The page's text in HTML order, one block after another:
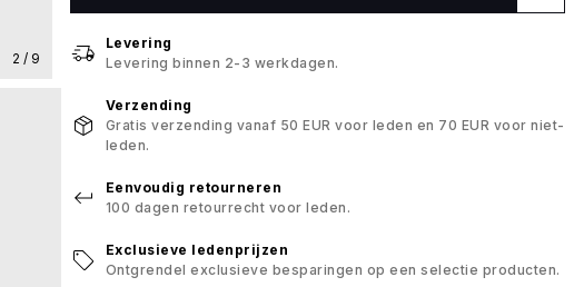
2 / 9
Levering
Levering binnen 2-3 werkdagen.
Verzending
Gratis verzending vanaf 50 EUR voor leden en 70 EUR voor niet-
leden.
Eenvoudig retourneren
100 dagen retourrecht voor leden.
Exclusieve ledenprijzen
Ontgrendel exclusieve besparingen op een selectie producten.